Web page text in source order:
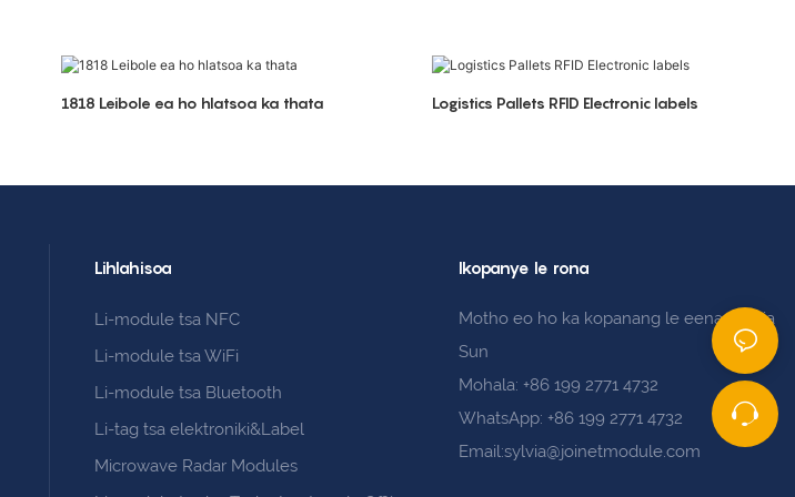
1818 Leibole ea ho hlatsoa ka thata Logistics Pallets RFID Electronic labels
Lihlahisoa
Li-module tsa NFC
Li-module tsa WiFi
Li-module tsa Bluetooth
Li-tag tsa elektroniki&Label
Microwave Radar Modules
Ikopanye le rona
Motho eo ho ka kopanang le eena: Sylvia
Sun
Mohala: +86 199 2771 4732
WhatsApp: +86 199 2771 4732
Email:sylvia@joinetmodule.com